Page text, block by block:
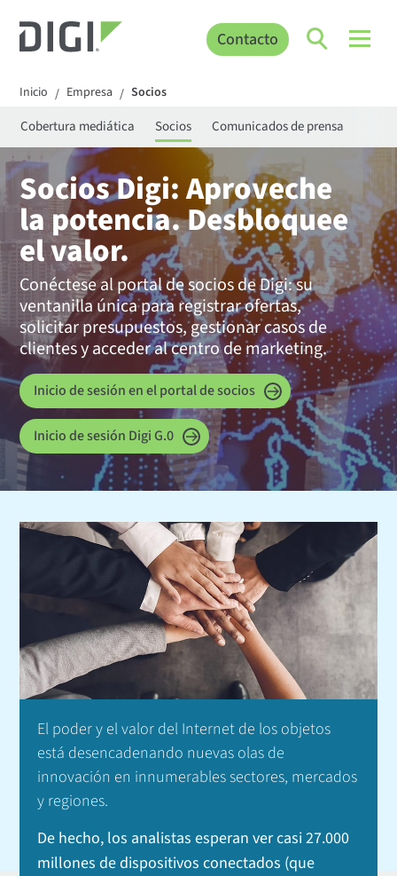
Contacto
Inicio / Empresa / Socios
Cobertura mediática Socios Comunicados de prensa
Socios Digi: Aproveche
la potencia. Desbloquee
el valor.
Conéctese al portal de socios de Digi: su
ventanilla única para registrar ofertas,
solicitar presupuestos, gestionar casos de
clientes y acceder al centro de marketing.
Inicio de sesión en el portal de socios
Inicio de sesión Digi G.0
El poder y el valor del Internet de los objetos
está desencadenando nuevas olas de
innovación en innumerables sectores, mercados
y regiones.
De hecho, los analistas esperan ver casi 27.000
millones de dispositivos conectados (que